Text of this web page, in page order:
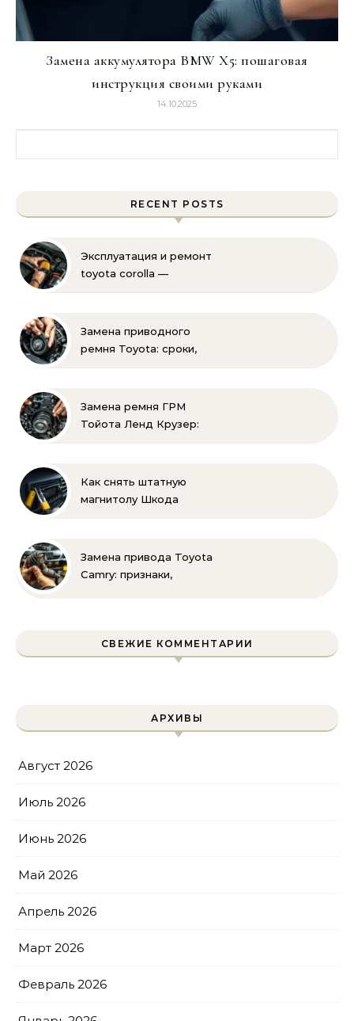
Замена аккумулятора BMW X5: пошаговая
инструкция своими руками
14.10.2025
RECENT POSTS
Эксплуатация и ремонт
toyota corolla —
Замена приводного
ремня Toyota: сроки,
своими руками
Замена ремня ГРМ
Тойота Ленд Крузер:
Как снять штатную
магнитолу Шкода
руками
Замена привода Toyota
Camry: признаки,
СВЕЖИЕ КОММЕНТАРИИ
АРХИВЫ
Август 2026
Июль 2026
Июнь 2026
Май 2026
Апрель 2026
Март 2026
Февраль 2026